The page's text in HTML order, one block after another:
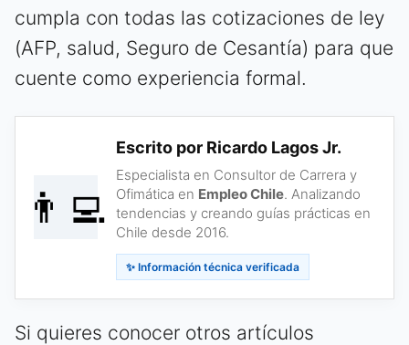
cumpla con todas las cotizaciones de ley
(AFP, salud, Seguro de Cesantía) para que
cuente como experiencia formal.
👨‍💻
Escrito por Ricardo Lagos Jr.
Especialista en Consultor de Carrera y
Ofimática en Empleo Chile. Analizando
tendencias y creando guías prácticas en
Chile desde 2016.
✨ Información técnica verificada
Si quieres conocer otros artículos